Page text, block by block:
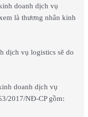
doanh dịch vụ
là thương nhân kinh
dịch vụ logistics sẽ do
doanh dịch vụ
2017/NĐ-CP gồm: